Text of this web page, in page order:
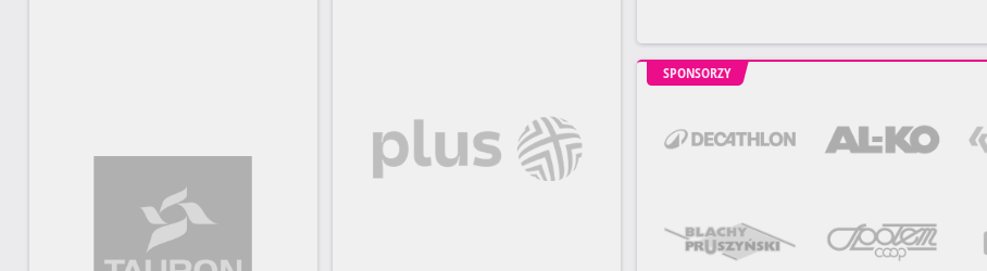
SPONSORZY